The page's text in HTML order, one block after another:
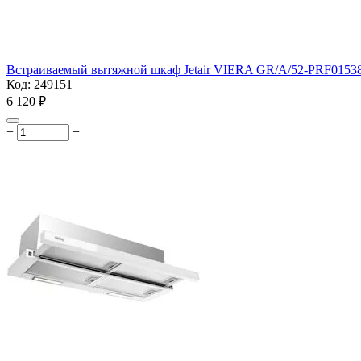
Встраиваемый вытяжной шкаф Jetair VIERA GR/A/52-
Код: 249151
6 120 ₽
+ −